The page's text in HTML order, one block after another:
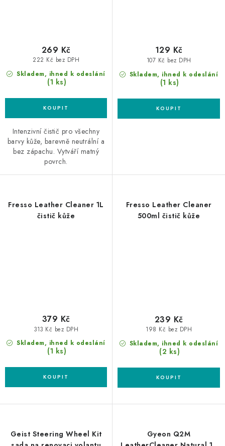
Skladem, ihned k odeslání
(1 ks)
222 Kč bez DPH
269 Kč
Intenzivní čistič pro všechny
barvy kůže, barevně neutrální a
bez zápachu. Vytváří matný
povrch.
Skladem, ihned k odeslání
(1 ks)
107 Kč bez DPH
129 Kč
Fresso Leather Cleaner 1L
čistič kůže
Skladem, ihned k odeslání
(1 ks)
313 Kč bez DPH
379 Kč
Fresso Leather Cleaner
500ml čistič kůže
Skladem, ihned k odeslání
(2 ks)
198 Kč bez DPH
239 Kč
Geist Steering Wheel Kit
Gyeon Q2M